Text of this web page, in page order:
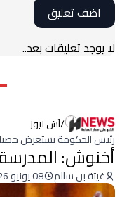
لا يوجد تعليقات بعد..
/آش نيوز
رئيس الحكومة يستعرض
أخنوش:
غيثة بن سالم 08 يونيو 2026 - 18:00